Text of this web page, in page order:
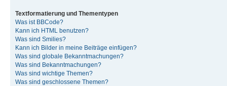
Textformatierung und Thementypen
Was ist BBCode?
Kann ich HTML benutzen?
Was sind Smilies?
Kann ich Bilder in meine Beiträge einfügen?
Was sind globale Bekanntmachungen?
Was sind Bekanntmachungen?
Was sind wichtige Themen?
Was sind geschlossene Themen?